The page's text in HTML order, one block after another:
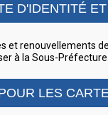
D'IDENTITÉ
et renouvellements
à la Sous-Préfecture
LES